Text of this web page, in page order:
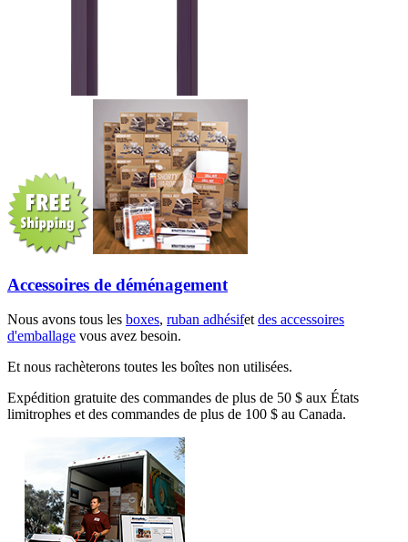
Accessoires de déménagement
Nous avons tous les boxes, ruban adhésifetdes accessoires
d'emballage vous avez besoin.
Et nous rachèterons toutes les boîtes non utilisées.
Expédition gratuite des commandes de plus de 50 $ aux États
limitrophes et des commandes de plus de 100 $ au Canada.